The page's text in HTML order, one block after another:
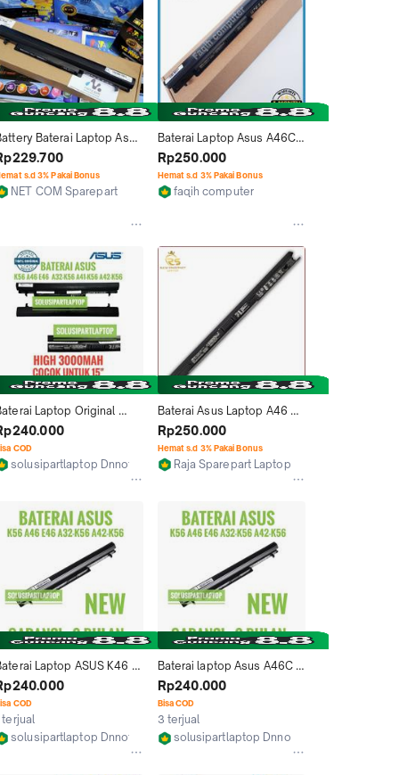
Baterai Laptop Asus
K56 Grade Ori New
K46C K56 A46CM
s.d 3% Pakai Bonus
NET COM Sparepart
Baterai Laptop Asus A46C -
A56 - K46 - K56 - S40 -
S405 Series Original
Rp250.000
Hemat s.d 3% Pakai Bonus
faqih computer
Laptop Original
A46 A46C A56
S105 / A32-K56
COD
solusipartlaptop Dnnotebook
Baterai Asus Laptop A46
A46C A46CA A46CB
A46CM A46 K46CA K46CB
K46CM
Rp250.000
Hemat s.d 3% Pakai Bonus
Raja Sparepart Laptop
Laptop ASUS K46
K56 A42 A56 A46C
A46CM A41-K56
COD
terjual
solusipartlaptop Dnnotebook
Baterai laptop Asus A46C
A46CA A46CB A46CM A46
K46CA K46CB K46CM
Batre
Rp240.000
Bisa COD
3 terjual
solusipartlaptop Dnnotebook